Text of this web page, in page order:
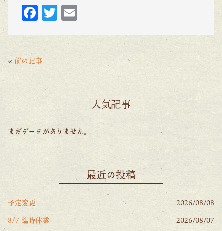
F
ac
eb
o
k
T
w
itt
m
l
« 前の記事
人気記事
まだデータがありません。
最近の投稿
予定変更
2026/08/08
8/7 臨時休業
2026/08/07